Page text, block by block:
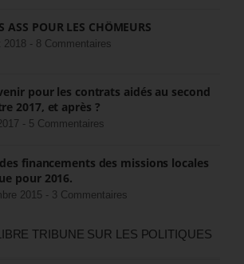
ASS POUR LES CHÔMEURS
2018 - 8 Commentaires
pour les contrats aidés au second
2017, et après ?
- 5 Commentaires
financements des missions locales
pour 2016.
2015 - 3 Commentaires
TRIBUNE SUR LES POLITIQUES